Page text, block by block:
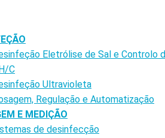
Eletrólise de Sal e Controlo
C
Ultravioleta
Regulação e Automatização
E MEDIÇÃO
de desinfecção